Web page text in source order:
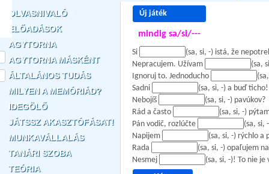
OLVASNIVALÓ
ELŐADÁSOK
AGYTORNA
AGYTORNA MÁSKÉNT
ÁLTALÁNOS TUDÁS
MILYEN A MEMÓRIÁD?
IDEGÖLŐ
JÁTSSZ AKASZTÓFÁSAT!
MUNKAVÁLLALÁS
TANÁRI SZOBA
TEÓRIA
Új játék
mindig sa/si/---
Si
(sa, si, -) istá, že
Nepracujem. Užívam
(sa,
Ignoruj to. Jednoducho
Sadni
(sa, si, -) a buď ticho!
Nebojíš
(sa, si, -) pavúkov?
Rád a často
(sa, si, -)
Pán vodič, rozlúčte
(sa, si,
Napijem
(sa, si, -) rýchlo a
Rada
(sa, si, -) opaľujem
Nesmej
(sa, si, -)! To nie